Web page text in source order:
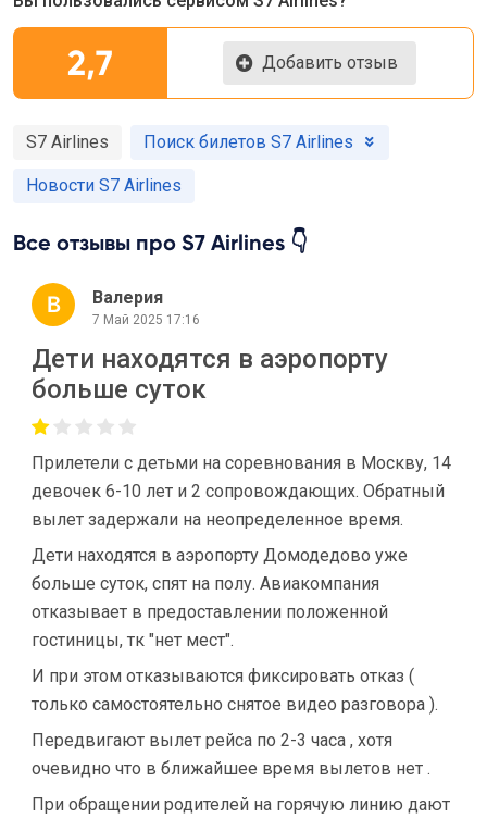
2,7 Добавить отзыв
S7 Airlines Поиск билетов S7 Airlines
Новости S7 Airlines
Все отзывы про S7 Airlines 👇
Валерия
7 Май 2025 17:16
Дети находятся в аэропорту
больше суток
Прилетели с детьми на соревнования в Москву, 14
девочек 6-10 лет и 2 сопровождающих. Обратный
вылет задержали на неопределенное время.
Дети находятся в аэропорту Домодедово уже
больше суток, спят на полу. Авиакомпания
отказывает в предоставлении положенной
гостиницы, тк "нет мест".
И при этом отказываются фиксировать отказ (
только самостоятельно снятое видео разговора ).
Передвигают вылет рейса по 2-3 часа , хотя
очевидно что в ближайшее время вылетов нет .
При обращении родителей на горячую линию дают